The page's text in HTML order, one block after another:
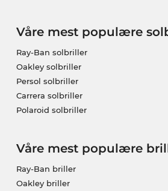
Våre mest populære
Ray-Ban solbriller
Oakley solbriller
Persol solbriller
Carrera solbriller
Polaroid solbriller
Våre mest populære
Ray-Ban briller
Oakley briller